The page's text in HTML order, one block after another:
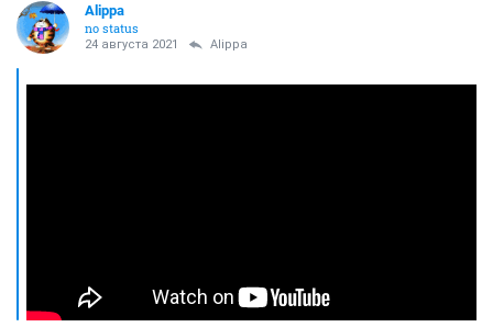
Alippa
no status
24 августа 2021 Alippa